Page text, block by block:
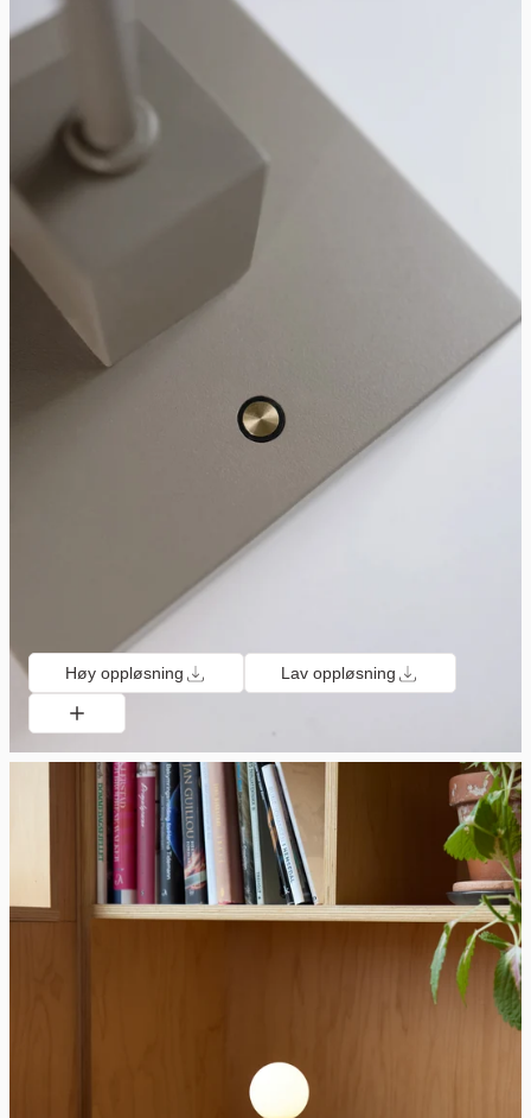
Høy oppløsning Lav oppløsning